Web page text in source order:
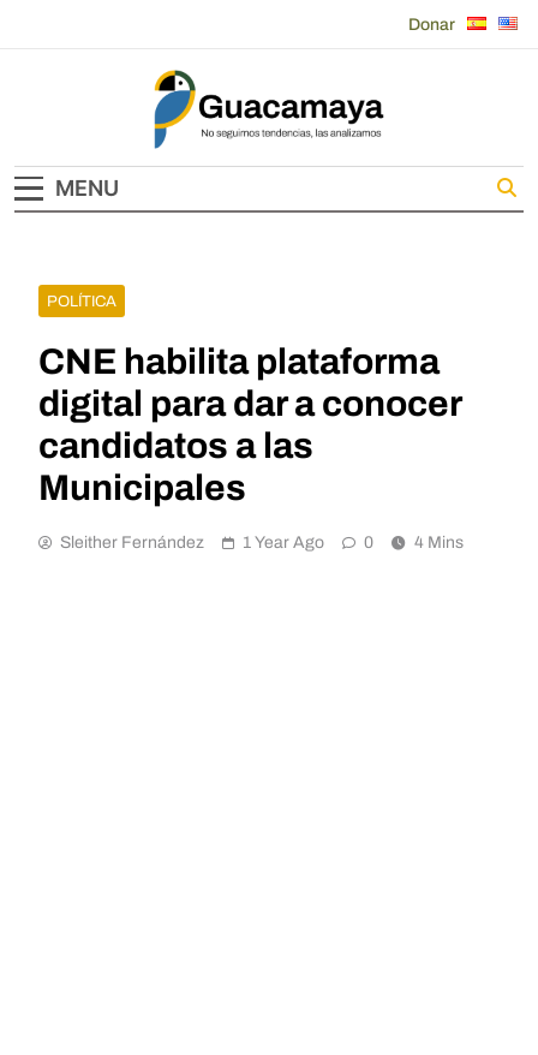
Donar
Guacamaya
MENU
POLÍTICA
CNE habilita plataforma
digital para dar a conocer
candidatos a las
Municipales
Sleither Fernández 1 Year Ago 0 4 Mins